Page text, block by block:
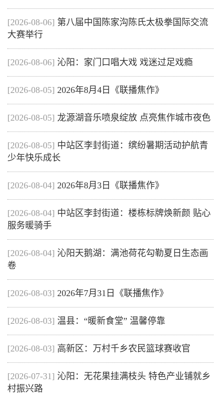
[2026-08-06] 第八届中国陈家沟陈氏太极拳国际交流
大赛举行
[2026-08-06] 沁阳：家门口唱大戏 戏迷过足戏瘾
[2026-08-05] 2026年8月4日《联播焦作》
[2026-08-05] 龙源湖音乐喷泉绽放 点亮焦作城市夜色
[2026-08-05] 中站区李封街道：缤纷暑期活动护航青
少年快乐成长
[2026-08-04] 2026年8月3日《联播焦作》
[2026-08-04] 中站区李封街道：楼栋标牌焕新颜 贴心
服务暖骑手
[2026-08-04] 沁阳天鹅湖：满池荷花勾勒夏日生态画
卷
[2026-08-03] 2026年7月31日《联播焦作》
[2026-08-03] 温县：“暖新食堂” 温馨停靠
[2026-08-03] 高新区：万村千乡农民篮球赛收官
[2026-07-31] 沁阳：无花果挂满枝头 特色产业铺就乡
村振兴路